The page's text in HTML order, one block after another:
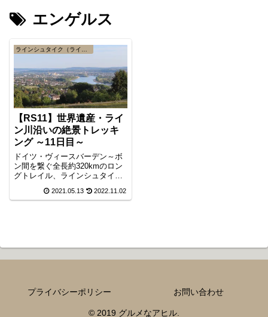
エンゲルス
【RS11】世界遺産・ライ
ン川沿いの絶景トレッキ
ング ～11日目～
ドイツ・ヴィースバーデン～ボ
ン間を繋ぐ全長約320kmのロン
グトレイル、ラインシュタイク
寄りの鉄道駅エンゲルスからノ
2021.05.13 2022.11.02
プライバシーポリシー お問い合わせ
© 2019 グルメなアヒル.